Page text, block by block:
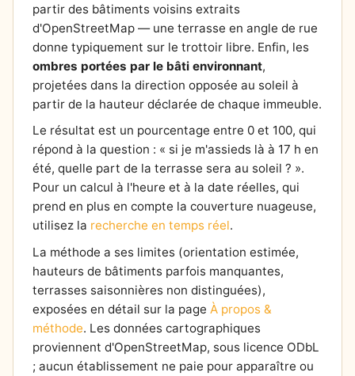
partir des bâtiments voisins extraits
d'OpenStreetMap — une terrasse en angle de rue
donne typiquement sur le trottoir libre. Enfin, les
ombres portées par le bâti environnant,
projetées dans la direction opposée au soleil à
partir de la hauteur déclarée de chaque immeuble.
Le résultat est un pourcentage entre 0 et 100, qui
répond à la question : « si je m'assieds là à 17 h en
été, quelle part de la terrasse sera au soleil ? ».
Pour un calcul à l'heure et à la date réelles, qui
prend en plus en compte la couverture nuageuse,
utilisez la recherche en temps réel.
La méthode a ses limites (orientation estimée,
hauteurs de bâtiments parfois manquantes,
terrasses saisonnières non distinguées),
exposées en détail sur la page À propos &
méthode. Les données cartographiques
proviennent d'OpenStreetMap, sous licence ODbL
; aucun établissement ne paie pour apparaître ou